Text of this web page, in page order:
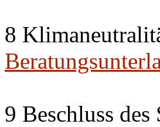
8
9 Beschluss